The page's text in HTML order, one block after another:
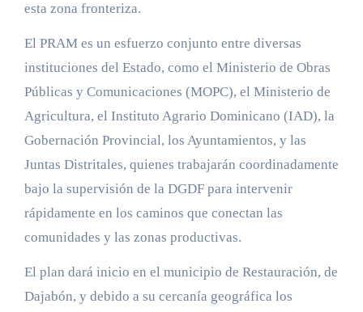
esta zona fronteriza.
El PRAM es un esfuerzo conjunto entre diversas
instituciones del Estado, como el Ministerio de Obras
Públicas y Comunicaciones (MOPC), el Ministerio de
Agricultura, el Instituto Agrario Dominicano (IAD), la
Gobernación Provincial, los Ayuntamientos, y las
Juntas Distritales, quienes trabajarán coordinadamente
bajo la supervisión de la DGDF para intervenir
rápidamente en los caminos que conectan las
comunidades y las zonas productivas.
El plan dará inicio en el municipio de Restauración, de
Dajabón, y debido a su cercanía geográfica los